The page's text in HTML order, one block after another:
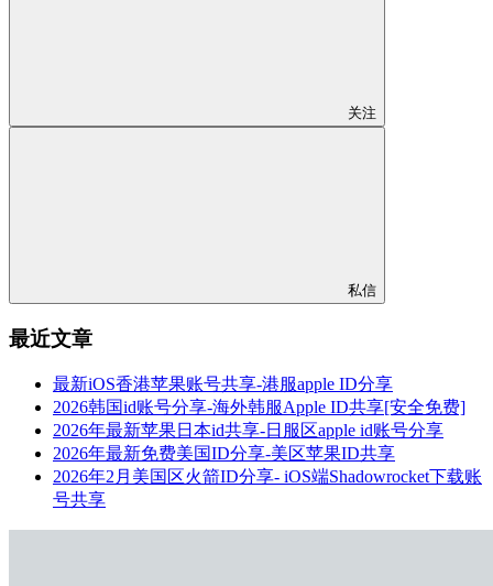
关注
私信
最近文章
最新iOS香港苹果账号共享-港服apple ID分享
2026韩国id账号分享-海外韩服Apple ID共享[安全免费]
2026年最新苹果日本id共享-日服区apple id账号分享
2026年最新免费美国ID分享-美区苹果ID共享
2026年2月美国区火箭ID分享- iOS端Shadowrocket下载账
号共享